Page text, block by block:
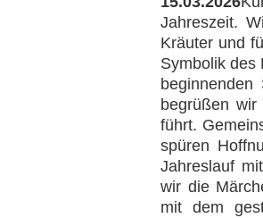
Jahreszeit.
Kräuter und
Symbolik des
begrüßen
führt.
spüren
Jahreslauf
wir die
mit dem